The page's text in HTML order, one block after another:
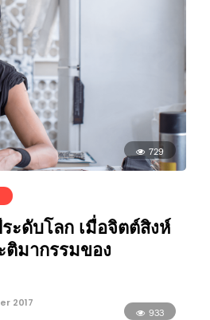
729
ะดับโลก เมื่อจิตต์สิงห์
ติมากรรมของ
2017
933